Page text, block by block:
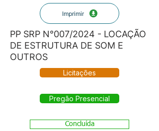
Imprimir
PP SRP N°007/2024 - LOCAÇÃO
DE ESTRUTURA DE SOM E
OUTROS
Licitações
Pregão Presencial
Concluída